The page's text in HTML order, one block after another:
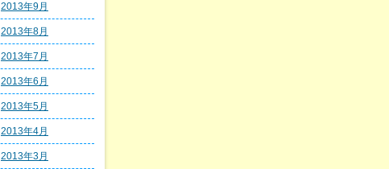
2013年9月
2013年8月
2013年7月
2013年6月
2013年5月
2013年4月
2013年3月